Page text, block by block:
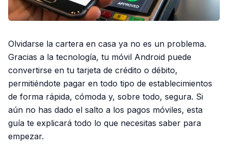
Olvidarse la cartera en casa ya no es un problema.
Gracias a la tecnología, tu móvil Android puede
convertirse en tu tarjeta de crédito o débito,
permitiéndote pagar en todo tipo de establecimientos
de forma rápida, cómoda y, sobre todo, segura. Si
aún no has dado el salto a los pagos móviles, esta
guía te explicará todo lo que necesitas saber para
empezar.